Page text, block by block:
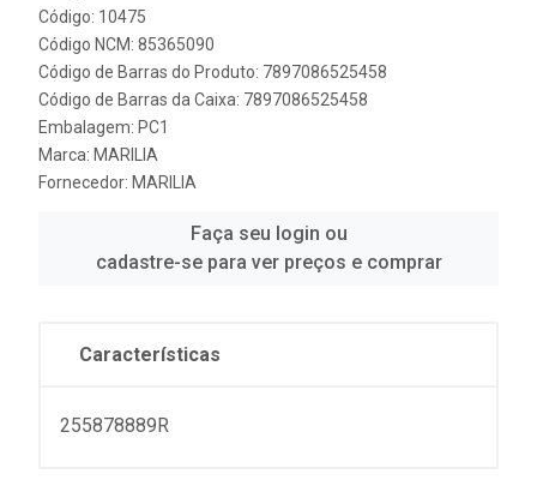
Código: 10475
Código NCM: 85365090
Código de Barras do Produto: 7897086525458
Código de Barras da Caixa: 7897086525458
Embalagem: PC1
Marca: MARILIA
Fornecedor: MARILIA
Faça seu login ou
cadastre-se para ver preços e comprar
Características
255878889R